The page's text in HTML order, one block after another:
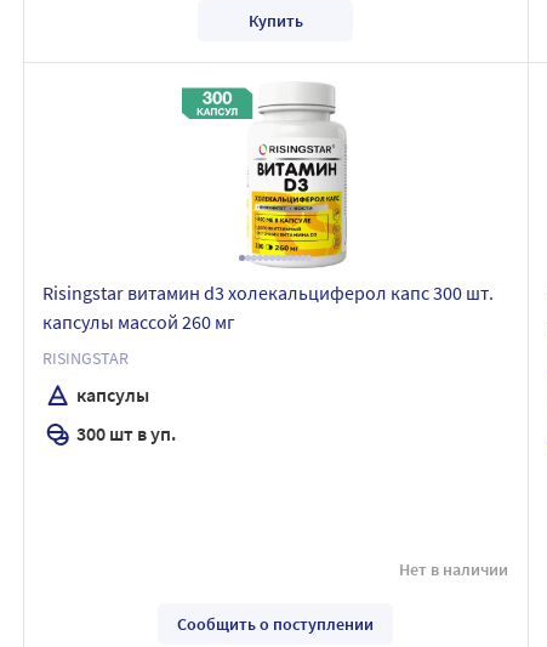
Купить
Risingstar витамин d3 холекальциферол капс 300 шт.
капсулы массой 260 мг
RISINGSTAR
капсулы
300 шт в уп.
Нет в наличии
Сообщить о поступлении